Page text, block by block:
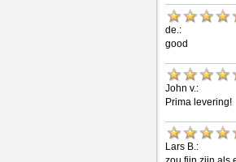
de.:
good
John v.:
Prima levering!
Lars B.: